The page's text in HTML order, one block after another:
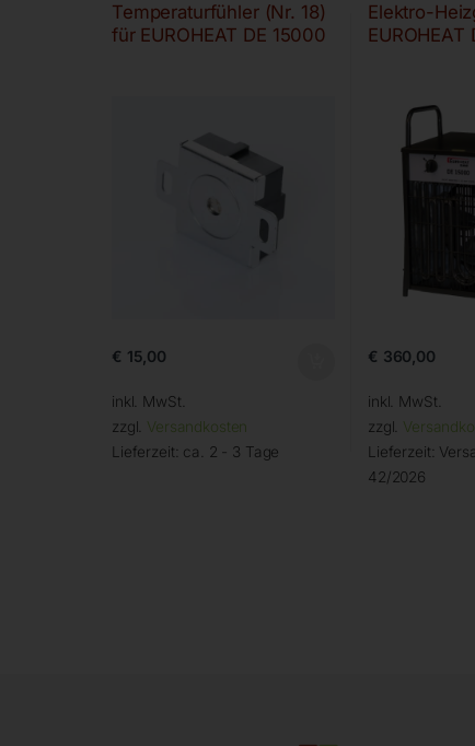
Temperaturfühler (Nr. 18)
für EUROHEAT DE 15000
€ 15,00
inkl. MwSt.
zzgl. Versandkosten
Lieferzeit: ca. 2 - 3 Tage
Elektro-
EUROHEAT
€ 360,00
inkl. MwSt.
zzgl.
Lieferzeit:
42/2026